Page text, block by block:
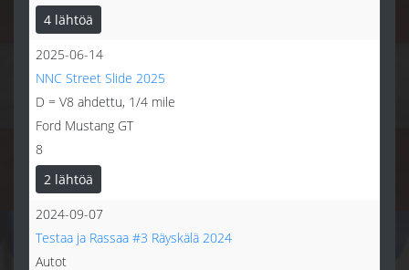
4 lähtöä
2025-06-14
NNC Street Slide 2025
D = V8 ahdettu, 1/4 mile
Ford Mustang GT
8
2 lähtöä
2024-09-07
Testaa ja Rassaa #3 Räyskälä 2024
Autot